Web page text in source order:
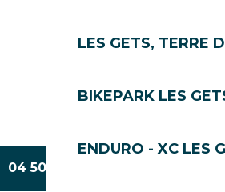
LES GETS, TERRE
BIKEPARK LES
ENDURO - XC LES
04 50 75 83